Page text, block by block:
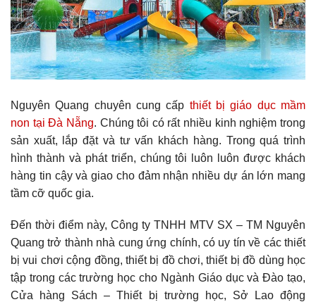
Nguyên Quang chuyên cung cấp thiết bị giáo dục mầm
non tại Đà Nẵng. Chúng tôi có rất nhiều kinh nghiệm trong
sản xuất, lắp đặt và tư vấn khách hàng. Trong quá trình
hình thành và phát triển, chúng tôi luôn luôn được khách
hàng tin cậy và giao cho đảm nhận nhiều dự án lớn mang
tầm cỡ quốc gia.
Đến thời điểm này, Công ty TNHH MTV SX – TM Nguyên
Quang trở thành nhà cung ứng chính, có uy tín về các thiết
bị vui chơi cộng đồng, thiết bị đồ chơi, thiết bị đồ dùng học
tập trong các trường học cho Ngành Giáo dục và Đào tạo,
Cửa hàng Sách – Thiết bị trường học, Sở Lao động